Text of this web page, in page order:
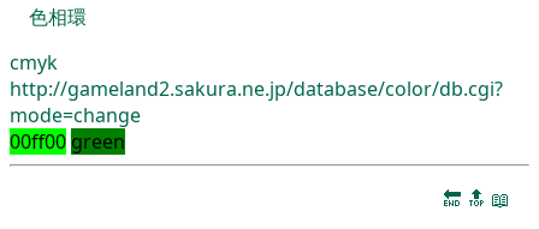
色相環
cmyk
http://gameland2.sakura.ne.jp/database/color/db.cgi?
mode=change
00ff00 green
🔚 🔝 📖